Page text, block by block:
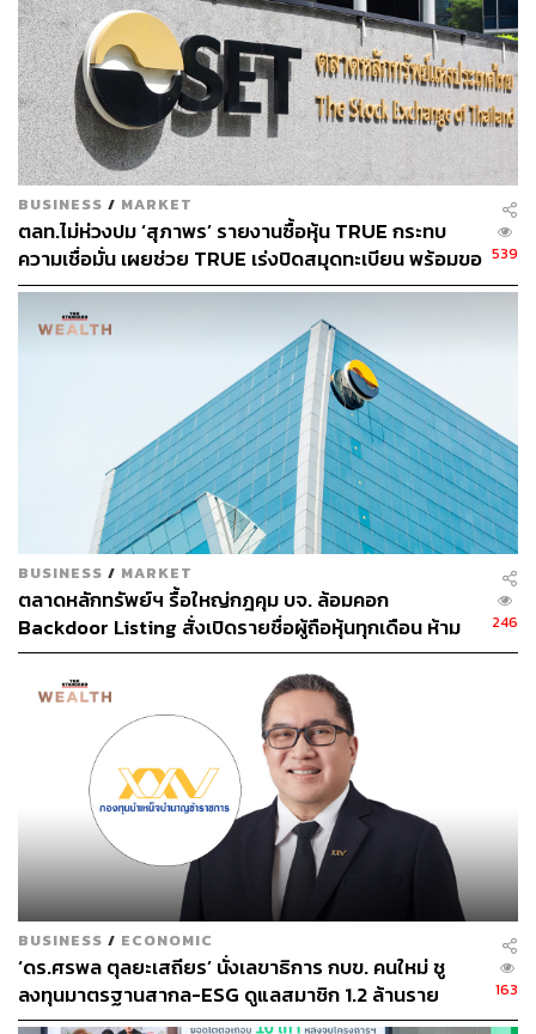
TAGS: Foodpanda ธุรกิจส่งอาหาร
LINE MAN Wongnai
ส่งอาหาร
เดลิเวอรี่
LINE MAN
ตลาดหลักทรัพย์แห่งประเทศไทย (ตลท.)
212
ABOUT THE AUTHOR
ถนัดกิจ จันกิเสน
Content Creator ประจำกองบรรณาธิการ
THE STANDARD WEALTH ผู้เสพติดโลก
ธุรกิจ การตลาด เทคโนโลยี และชอบสำรวจ
โลกออฟไลน์และออนไลน์มาถอดรหัสความ
เคลื่อนไหวให้เป็นเรื่องเข้าใจง่าย สนุก และได้
ไอเดียใหม่ๆ
BUSINESS / MARKET
ตลท.ไม่ห่วงปม ‘สุภาพร’ รายงานซื้อหุ้น TRUE กระทบ
ความเชื่อมั่น เผยช่วย TRUE เร่งปิดสมุดทะเบียน พร้อมขอ
ข้อมูลโบรกเกอร์หาข้อเท็จจริง
539
BUSINESS / MARKET
ตลาดหลักทรัพย์ฯ รื้อใหญ่กฎคุม บจ. ล้อมคอก
Backdoor Listing สั่งเปิดรายชื่อผู้ถือหุ้นทุกเดือน ห้าม
ซุกความเสี่ยง บังคับใช้ 1 ก.ค. 69
246
BUSINESS / ECONOMIC
‘ดร.ศรพล ตุลยะเสถียร’ นั่งเลขาธิการ กบข. คนใหม่ ชู
ลงทุนมาตรฐานสากล-ESG ดูแลสมาชิก 1.2 ล้านราย
163